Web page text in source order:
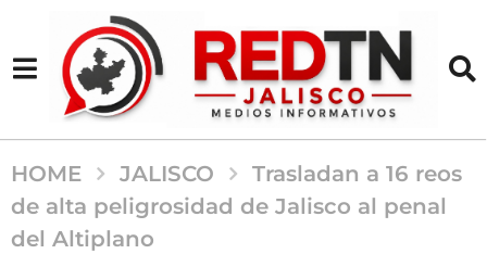
HOME JALISCO
Trasladan a 16 reos
de alta peligrosidad de Jalisco al penal
del Altiplano